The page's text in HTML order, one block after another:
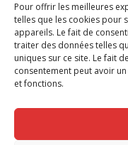
Pour offrir les meilleures
telles que les cookies pour
appareils. Le fait de
traiter des données telles
uniques sur ce site. Le fait
consentement peut avoir
et fonctions.
Chèque Compta
Chèque Emploi
G-Pods
Profession